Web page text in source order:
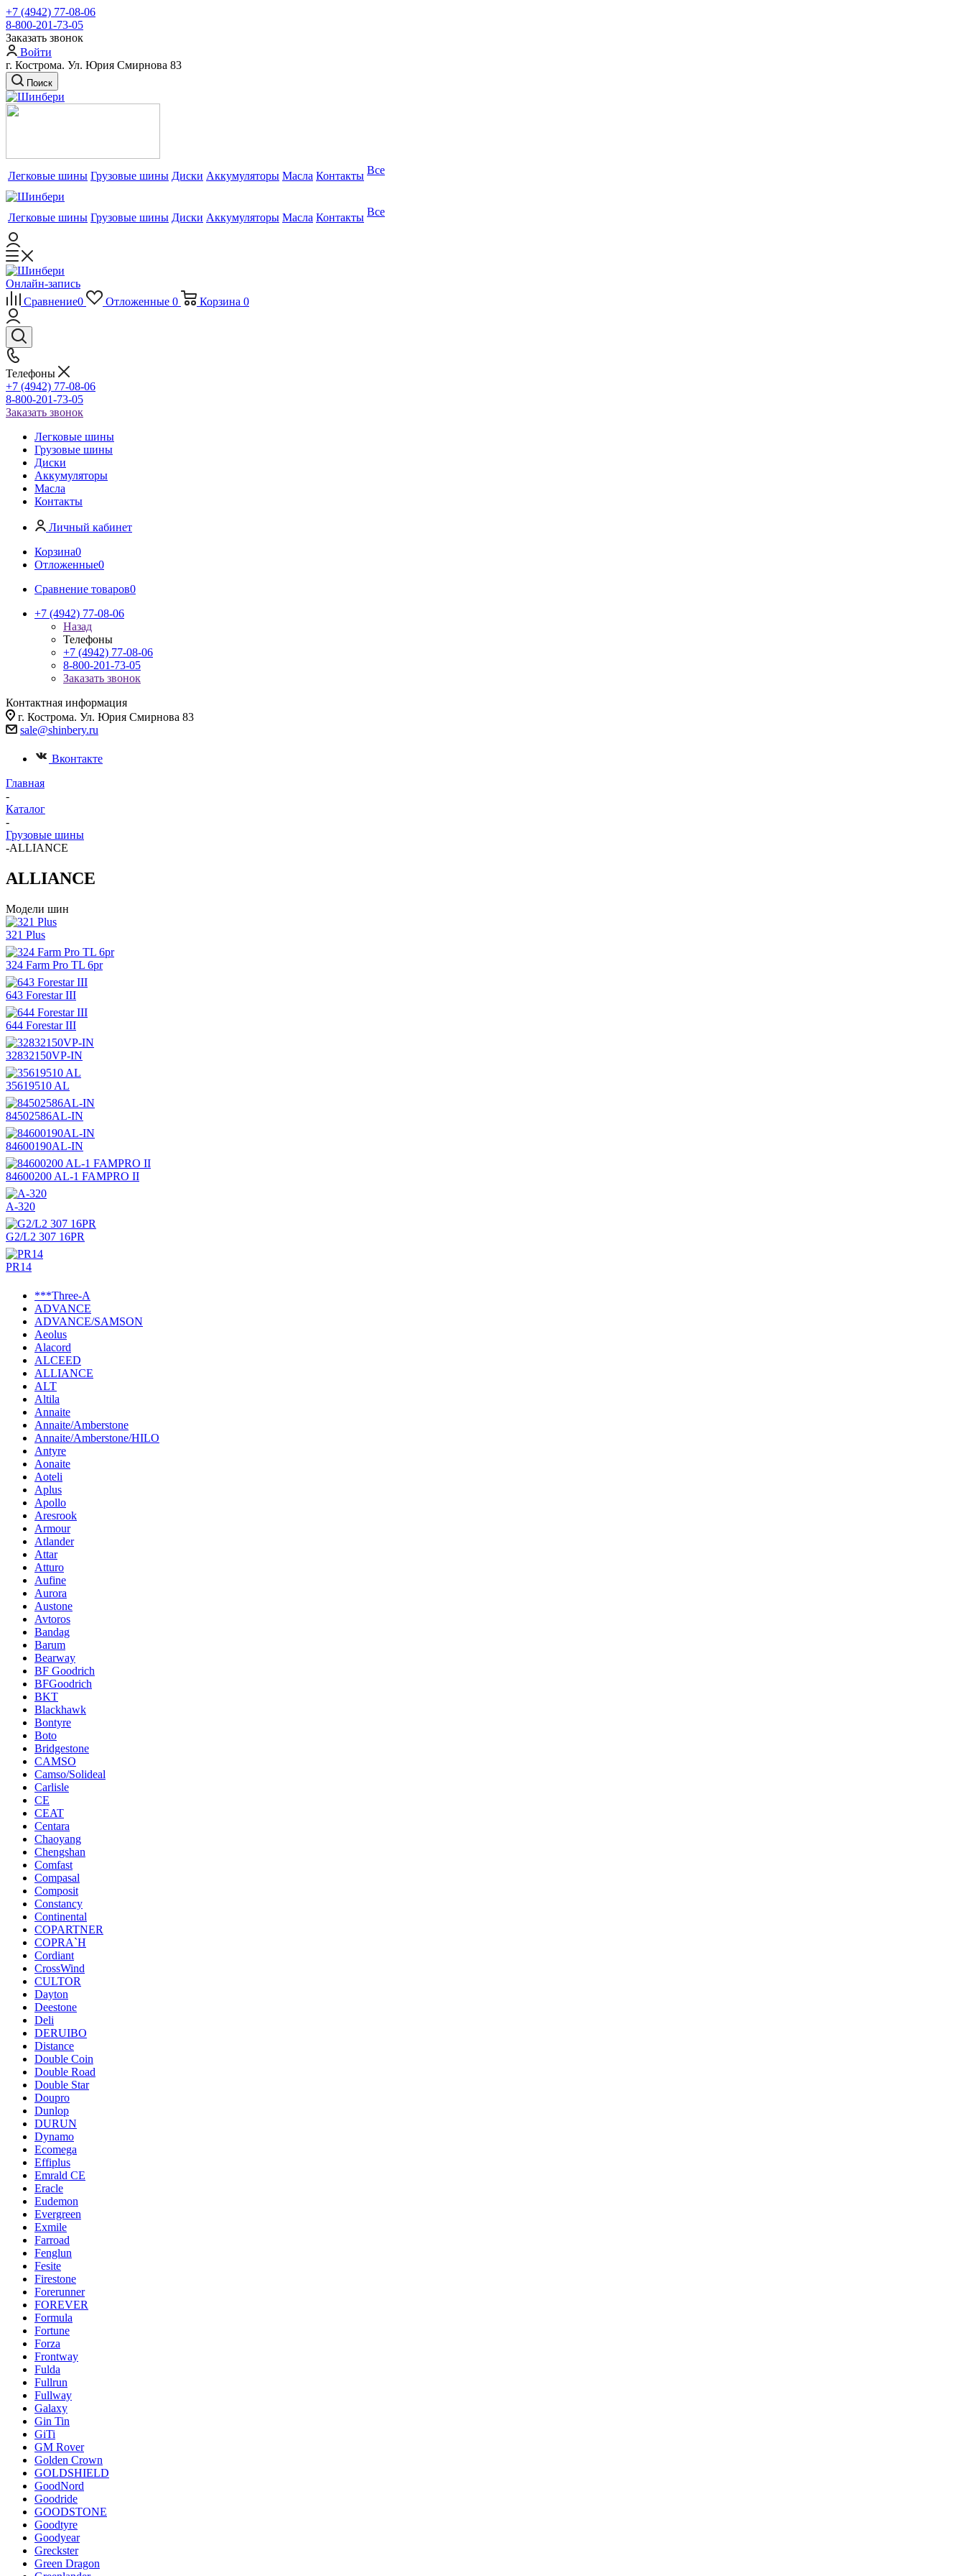
+7 (4942) 77-08-06
8-800-201-73-05
Заказать звонок
Войти
г. Кострома. Ул. Юрия Смирнова 83
Поиск
Легковые шины Грузовые шины Диски Аккумуляторы Масла Контакты Все
Легковые шины Грузовые шины Диски Аккумуляторы Масла Контакты Все
Онлайн-запись
Сравнение0 Отложенные 0 Корзина 0
Телефоны
+7 (4942) 77-08-06
8-800-201-73-05
Заказать звонок
Легковые шины
Грузовые шины
Диски
Аккумуляторы
Масла
Контакты
Личный кабинет
Корзина0
Отложенные0
Сравнение товаров0
+7 (4942) 77-08-06
Назад
Телефоны
+7 (4942) 77-08-06
8-800-201-73-05
Заказать звонок
Контактная информация
г. Кострома. Ул. Юрия Смирнова 83
sale@shinbery.ru
Вконтакте
Главная
-
Каталог
-
Грузовые шины
-ALLIANCE
ALLIANCE
Модели шин
321 Plus
324 Farm Pro TL 6pr
643 Forestar III
644 Forestar III
32832150VP-IN
35619510 AL
84502586AL-IN
84600190AL-IN
84600200 AL-1 FAMPRO II
A-320
G2/L2 307 16PR
PR14
***Three-A
ADVANCE
ADVANCE/SAMSON
Aeolus
Alacord
ALCEED
ALLIANCE
ALT
Altila
Annaite
Annaite/Amberstone
Annaite/Amberstone/HILO
Antyre
Aonaite
Aoteli
Aplus
Apollo
Aresrook
Armour
Atlander
Attar
Atturo
Aufine
Aurora
Austone
Avtoros
Bandag
Barum
Bearway
BF Goodrich
BFGoodrich
BKT
Blackhawk
Bontyre
Boto
Bridgestone
CAMSO
Camso/Solideal
Carlisle
CE
CEAT
Centara
Chaoyang
Chengshan
Comfast
Compasal
Composit
Constancy
Continental
COPARTNER
COPRA`H
Cordiant
CrossWind
CULTOR
Dayton
Deestone
Deli
DERUIBO
Distance
Double Coin
Double Road
Double Star
Doupro
Dunlop
DURUN
Dynamo
Ecomega
Effiplus
Emrald СЕ
Eracle
Eudemon
Evergreen
Exmile
Farroad
Fenglun
Fesite
Firestone
Forerunner
FOREVER
Formula
Fortune
Forza
Frontway
Fulda
Fullrun
Fullway
Galaxy
Gin Tin
GiTi
GM Rover
Golden Crown
GOLDSHIELD
GoodNord
Goodride
GOODSTONE
Goodtyre
Goodyear
Greckster
Green Dragon